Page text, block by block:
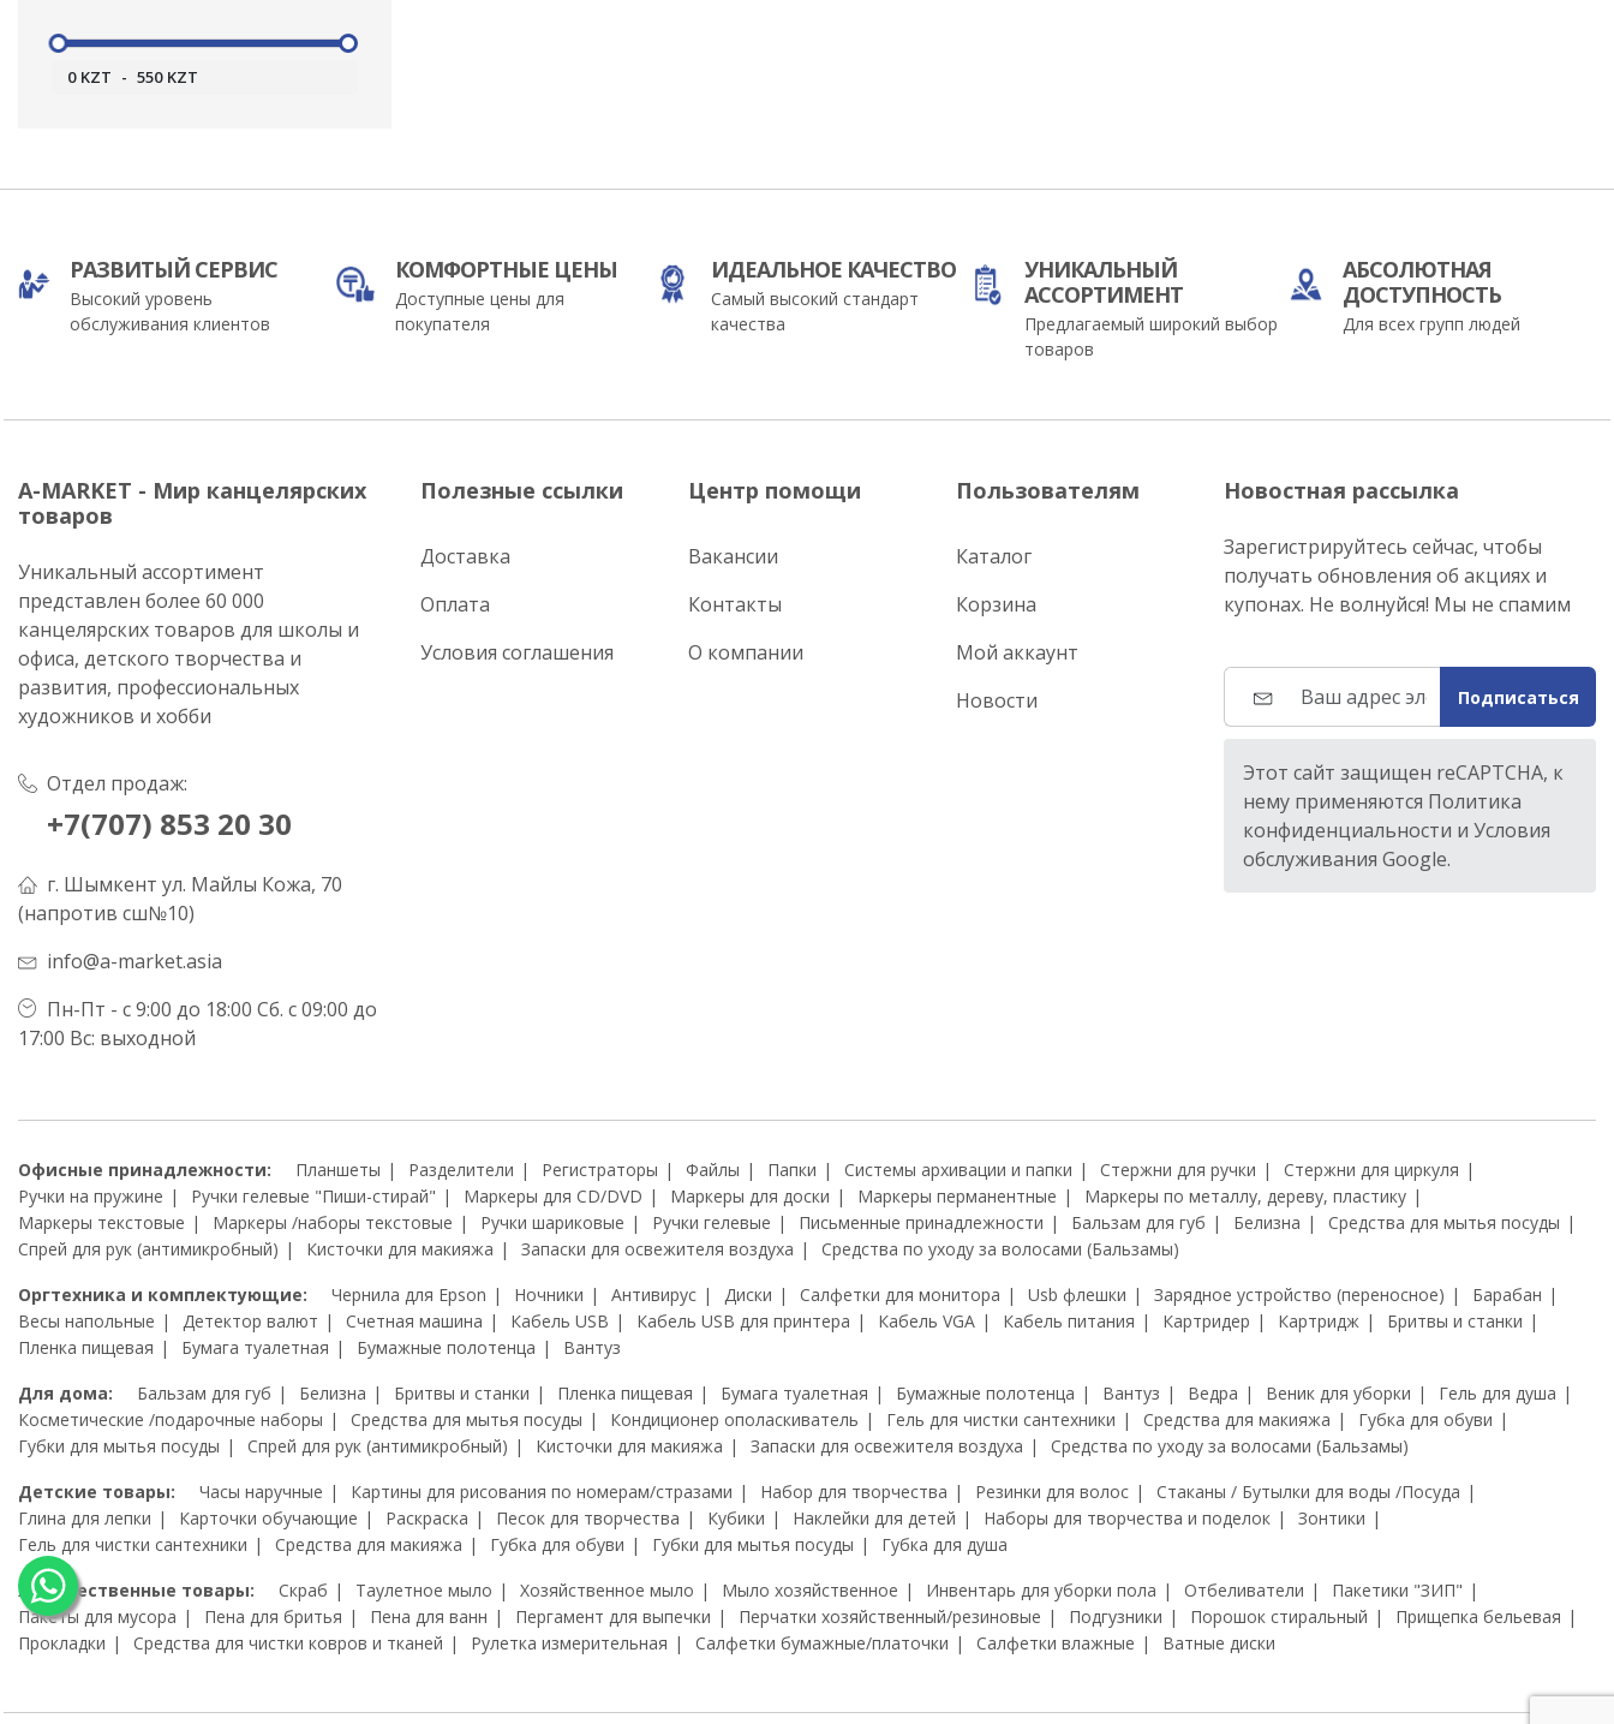
0 KZT - 550 KZT
РАЗВИТЫЙ СЕРВИС
Высокий уровень
обслуживания клиентов
КОМФОРТНЫЕ ЦЕНЫ
Доступные цены для
покупателя
ИДЕАЛЬНОЕ КАЧЕСТВО
Самый высокий стандарт
качества
УНИКАЛЬНЫЙ
АССОРТИМЕНТ
Предлагаемый широкий выбор
товаров
АБСОЛЮТНАЯ
ДОСТУПНОСТЬ
Для всех групп людей
A-MARKET - Мир канцелярских
товаров
Уникальный ассортимент
представлен более 60 000
канцелярских товаров для школы и
офиса, детского творчества и
развития, профессиональных
художников и хобби
Отдел продаж:
+7(707) 853 20 30
г. Шымкент ул. Майлы Кожа, 70
(напротив сш№10)
info@a-market.asia
Пн-Пт - с 9:00 до 18:00 Сб. с 09:00 до
17:00 Вс: выходной
Полезные ссылки
Доставка
Оплата
Условия соглашения
Центр помощи
Вакансии
Контакты
О компании
Пользователям
Каталог
Корзина
Мой аккаунт
Новости
Новостная рассылка
Зарегистрируйтесь сейчас, чтобы
получать обновления об акциях и
купонах. Не волнуйся! Мы не спамим
Подписаться
Этот сайт защищен reCAPTCHA, к
нему применяются Политика
конфиденциальности и Условия
обслуживания Google.
Офисные принадлежности: Планшеты Разделители Регистраторы Файлы Папки Системы архивации и папки Стержни для ручки
Стержни для циркуля
Ручки на пружине
Ручки гелевые "Пиши-стирай" Маркеры для CD/DVD Маркеры для доски Маркеры перманентные
Маркеры по металлу, дереву, пластику
Маркеры текстовые
Маркеры /наборы текстовые Ручки шариковые Ручки гелевые Письменные принадлежности Бальзам для губ Белизна
Средства для мытья посуды
Спрей для рук (антимикробный)
Кисточки для макияжа Запаски для освежителя воздуха
Средства по уходу за волосами (Бальзамы)
Оргтехника и комплектующие:
Чернила для Epson Ночники Антивирус Диски Салфетки для монитора Usb флешки Зарядное устройство (переносное)
Барабан
Весы напольные
Детектор валют Счетная машина Кабель USB Кабель USB для принтера Кабель VGA Кабель питания Картридер Картридж
Бритвы и станки
Пленка пищевая
Бумага туалетная Бумажные полотенца
Вантуз
Для дома:
Бальзам для губ Белизна Бритвы и станки Пленка пищевая Бумага туалетная Бумажные полотенца Вантуз Ведра Веник для уборки
Гель для душа
Косметические /подарочные наборы
Средства для мытья посуды Кондиционер ополаскиватель Гель для чистки сантехники Средства для макияжа
Губка для обуви
Губки для мытья посуды
Спрей для рук (антимикробный) Кисточки для макияжа Запаски для освежителя воздуха
Средства по уходу за волосами (Бальзамы)
Детские товары:
Часы наручные Картины для рисования по номерам/стразами Набор для творчества Резинки для волос
Стаканы / Бутылки для воды /Посуда
Глина для лепки
Карточки обучающие Раскраска Песок для творчества Кубики Наклейки для детей Наборы для творчества и поделок
Зонтики
Гель для чистки сантехники
Средства для макияжа Губка для обуви Губки для мытья посуды
Губка для душа
Художественные товары:
Скраб Таулетное мыло Хозяйственное мыло Мыло хозяйственное Инвентарь для уборки пола Отбеливатели
Пакетики "ЗИП"
Пакеты для мусора
Пена для бритья Пена для ванн Пергамент для выпечки Перчатки хозяйственный/резиновые Подгузники Порошок стиральный
Прищепка бельевая
Прокладки
Средства для чистки ковров и тканей Рулетка измерительная Салфетки бумажные/платочки Салфетки влажные Ватные диски